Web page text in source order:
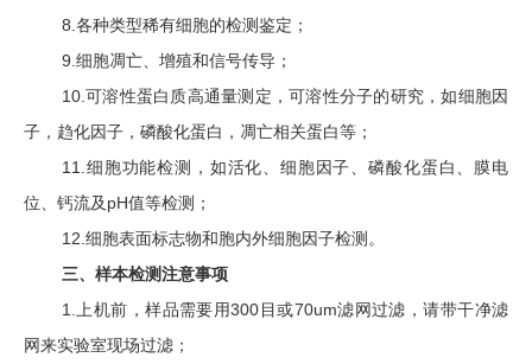
8. 各种类型稀有细胞的检测鉴定；
9. 细胞凋亡、增殖和信号传导；
10. 可溶性蛋白质高通量测定，可溶性分子的研究，如细胞因
子，趋化因子，磷酸化蛋白，凋亡相关蛋白等；
11. 细胞功能检测，如活化、细胞因子、磷酸化蛋白、膜电
位、钙流及pH值等检测；
12. 细胞表面标志物和胞内外细胞因子检测。
三、样本检测注意事项
1.
上机前，样品需要用300目或70um滤网过滤，请带干净滤
网来实验室现场过滤；